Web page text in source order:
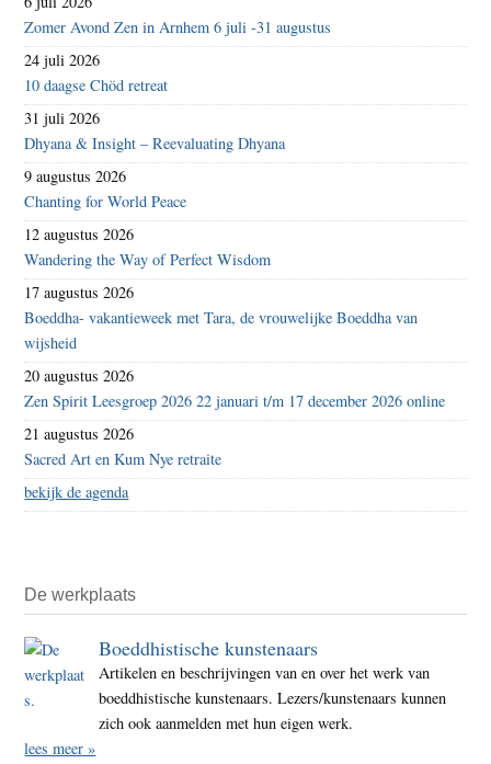
Zomer Avond Zen in Arnhem 6 juli -31 augustus
24 juli 2026
10 daagse Chöd retreat
31 juli 2026
Dhyana & Insight – Reevaluating Dhyana
9 augustus 2026
Chanting for World Peace
12 augustus 2026
Wandering the Way of Perfect Wisdom
17 augustus 2026
Boeddha- vakantieweek met Tara, de vrouwelijke Boeddha van
wijsheid
20 augustus 2026
Zen Spirit Leesgroep 2026 22 januari t/m 17 december 2026 online
21 augustus 2026
Sacred Art en Kum Nye retraite
bekijk de agenda
De werkplaats
Boeddhistische kunstenaars
Artikelen en beschrijvingen van en over het werk van
boeddhistische kunstenaars. Lezers/kunstenaars kunnen
zich ook aanmelden met hun eigen werk.
lees meer »